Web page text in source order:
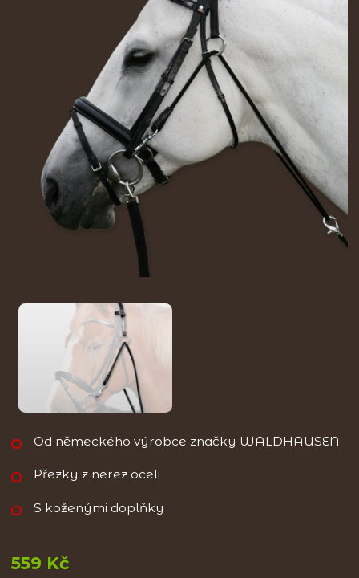
Od německého výrobce značky WALDHAUSEN
Přezky z nerez oceli
S koženými doplňky
559 Kč